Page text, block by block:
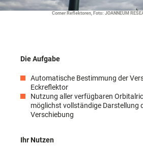
Corner Reflektoren, Foto: JOANNEUM
Die Aufgabe
Automatische Bestimmung der
Eckreflektor
Nutzung aller verfügbaren
möglichst vollständige Darstellung
Verschiebung
Ihr Nutzen